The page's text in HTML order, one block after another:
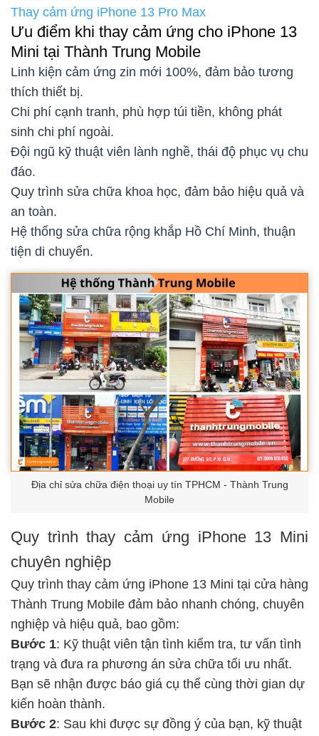
Thay cảm ứng iPhone 13 Pro Max
Ưu điểm khi thay cảm ứng cho iPhone 13
Mini tại Thành Trung Mobile
Linh kiện cảm ứng zin mới 100%, đảm bảo tương
thích thiết bị.
Chi phí cạnh tranh, phù hợp túi tiền, không phát
sinh chi phí ngoài.
Đội ngũ kỹ thuật viên lành nghề, thái độ phục vụ chu
đáo.
Quy trình sửa chữa khoa học, đảm bảo hiệu quả và
an toàn.
Hệ thống sửa chữa rộng khắp Hồ Chí Minh, thuận
tiện di chuyển.
Địa chỉ sửa chữa điện thoại uy tín TPHCM - Thành Trung
Mobile
Quy trình thay cảm ứng iPhone 13 Mini
chuyên nghiệp
Quy trình thay cảm ứng iPhone 13 Mini tại cửa hàng
Thành Trung Mobile đảm bảo nhanh chóng, chuyên
nghiệp và hiệu quả, bao gồm:
Bước 1: Kỹ thuật viên tận tình kiểm tra, tư vấn tình
trạng và đưa ra phương án sửa chữa tối ưu nhất.
Bạn sẽ nhận được báo giá cụ thể cùng thời gian dự
kiến hoàn thành.
Bước 2: Sau khi được sự đồng ý của bạn, kỹ thuật